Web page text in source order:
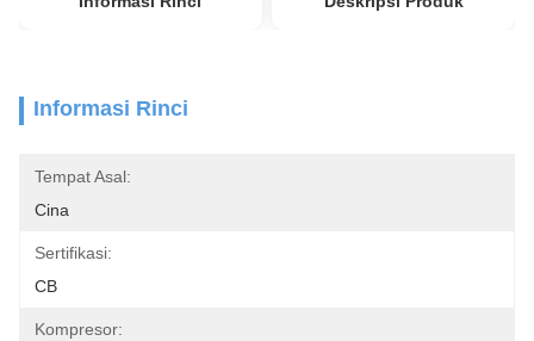
Informasi Rinci
Tempat Asal:
Cina
Sertifikasi:
CB
Kompresor: